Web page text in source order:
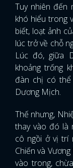
Tuy nhiên đến
khó hiểu trong
biết, loạt ảnh
lúc trở về chỗ
Lúc đó, giữa
khoảng trống
đàn chị có thể
Dương Mịch.
Thế nhưng,
thay vào đó là
cô ngồi ở vị trí
Chiến và
vào trong,